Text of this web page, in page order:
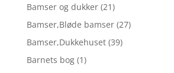
Bamser og dukker (21)
Bamser,Bløde bamser (27)
Bamser,Dukkehuset (39)
Barnets bog (1)